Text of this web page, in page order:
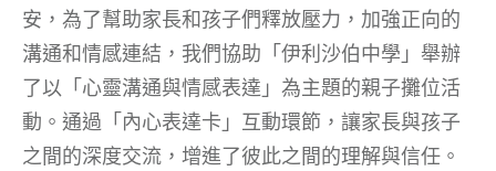
安，為了幫助家長和孩子們釋放壓力，加強正向的
溝通和情感連結，我們協助「伊利沙伯中學」舉辦
了以「心靈溝通與情感表達」為主題的親子攤位活
動。通過「內心表達卡」互動環節，讓家長與孩子
之間的深度交流，增進了彼此之間的理解與信任。